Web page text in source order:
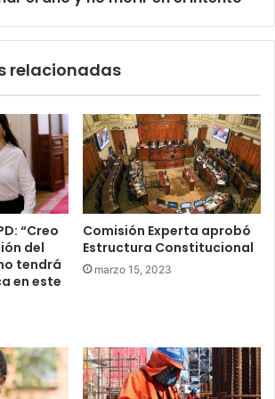
relacionadas
“Creo
del
tendrá
en este
Comisión Experta aprobó
Estructura Constitucional
marzo 15, 2023